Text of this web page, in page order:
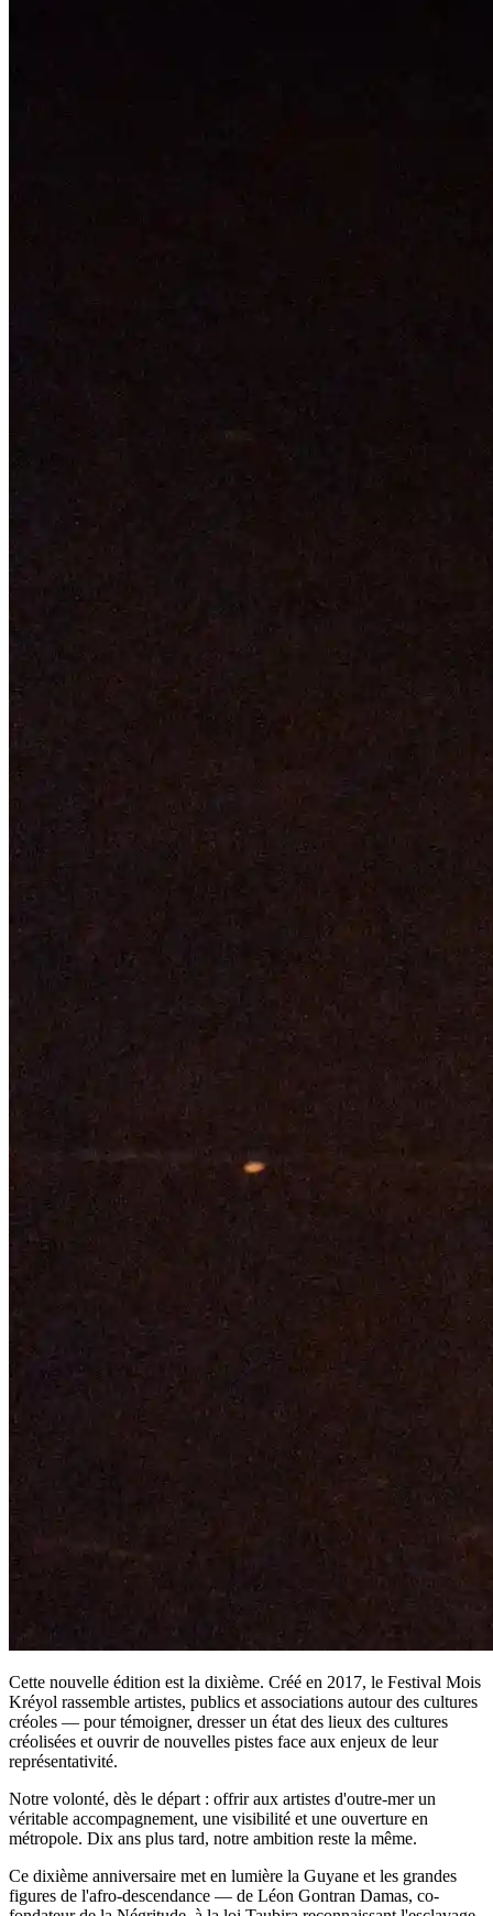
Cette nouvelle édition est la dixième. Créé en 2017, le Festival Mois
Kréyol rassemble artistes, publics et associations autour des cultures
créoles — pour témoigner, dresser un état des lieux des cultures
créolisées et ouvrir de nouvelles pistes face aux enjeux de leur
représentativité.
Notre volonté, dès le départ : offrir aux artistes d'outre-mer un
véritable accompagnement, une visibilité et une ouverture en
métropole. Dix ans plus tard, notre ambition reste la même.
Ce dixième anniversaire met en lumière la Guyane et les grandes
figures de l'afro-descendance — de Léon Gontran Damas, co-